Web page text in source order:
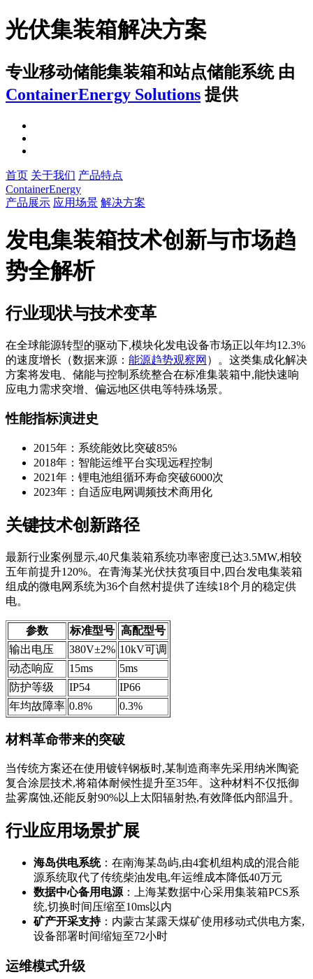
光伏集装箱解决方案
专业移动储能集装箱和站点储能系统 由
ContainerEnergy Solutions 提供
首页 关于我们 产品特点
ContainerEnergy
产品展示 应用场景 解决方案
发电集装箱技术创新与市场趋
势全解析
行业现状与技术变革
在全球能源转型的驱动下,模块化发电设备市场正以年均12.3%
的速度增长（数据来源： 能源趋势观察网 ）。这类集成化解决
方案将发电、储能与控制系统整合在标准集装箱中,能快速响
应电力需求突增、偏远地区供电等特殊场景。
性能指标演进史
2015年：系统能效比突破85%
2018年：智能运维平台实现远程控制
2021年：锂电池组循环寿命突破6000次
2023年：自适应电网调频技术商用化
关键技术创新路径
最新行业案例显示,40尺集装箱系统功率密度已达3.5MW,相较
五年前提升120%。在青海某光伏扶贫项目中,四台发电集装箱
组成的微电网系统为36个自然村提供了连续18个月的稳定供
电。
参数 标准型号 高配型号
输出电压
380V±2% 10kV可调
动态响应
15ms
5ms
防护等级
IP54
IP66
年均故障率 0.8% 0.3%
材料革命带来的突破
当传统方案还在使用镀锌钢板时,某制造商率先采用纳米陶瓷
复合涂层技术,将箱体耐候性提升至35年。这种材料不仅抵御
盐雾腐蚀,还能反射90%以上太阳辐射热,有效降低内部温升。
行业应用场景扩展
海岛供电系统：在南海某岛屿,由4套机组构成的混合能
源系统取代了传统柴油发电,年运维成本降低40万元
数据中心备用电源 ：上海某数据中心采用集装箱PCS系
统,切换时间压缩至10ms以内
矿产开采支持：内蒙古某露天煤矿使用移动式供电方案,
设备部署时间缩短至72小时
运维模式升级